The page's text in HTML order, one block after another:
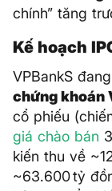
chính” tăng
Kế hoạch
VPBankS
chứng khoán
cổ phiếu
giá chào bán
kiến thu về
~63.600 tỷ